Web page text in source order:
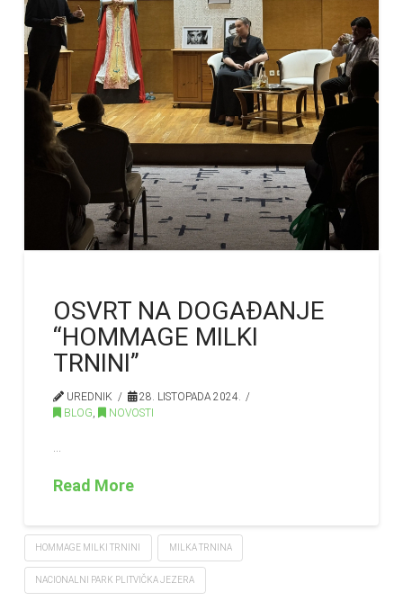
OSVRT NA DOGAĐANJE
“HOMMAGE MILKI
TRNINI”
UREDNIK
28. LISTOPADA 2024.
BLOG, NOVOSTI
Read More
HOMMAGE MILKI TRNINI MILKA TRNINA
NACIONALNI PARK PLITVIČKA JEZERA